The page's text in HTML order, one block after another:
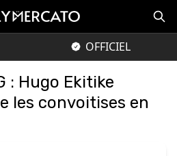
OFFICIEL
: Hugo Ekitike
les convoitises en